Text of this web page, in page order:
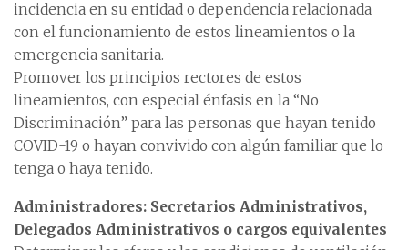
incidencia en su entidad o dependencia relacionada
con el funcionamiento de estos lineamientos o la
emergencia sanitaria.
Promover los principios rectores de estos
lineamientos, con especial énfasis en la “No
Discriminación” para las personas que hayan tenido
COVID-19 o hayan convivido con algún familiar que lo
tenga o haya tenido.
Administradores: Secretarios Administrativos,
Delegados Administrativos o cargos equivalentes